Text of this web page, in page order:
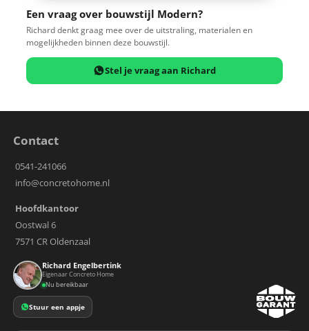
Een vraag over bouwstijl Modern?
Richard denkt graag mee over de uitstraling, materialen en
mogelijkheden binnen deze bouwstijl.
Stel je vraag aan Richard
Contact
0541-241066
info@concretohome.nl
Hoofdkantoor
Oostwal 6
7571 CR Oldenzaal
Richard Engelbertink
Eigenaar Concreto Home
Nu bereikbaar
Stuur een appje